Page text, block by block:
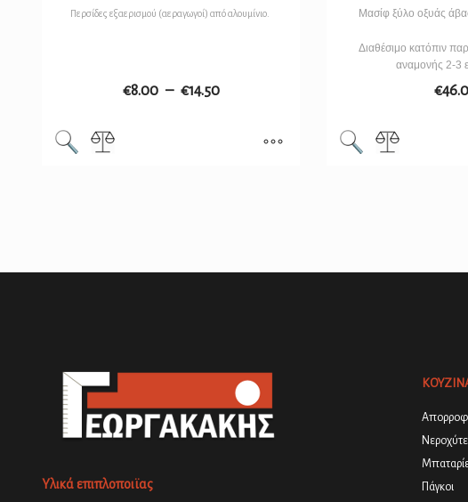
Περσίδες εξαερισμού (αεραγωγοί) από αλουμίνιο.
€8.00 – €14.50
Μασίφ ξύλο οξυάς
Διαθέσιμο κατόπιν
αναμονής 2-3
€
Υλικά επιπλοποιϊας
Πάγκοι